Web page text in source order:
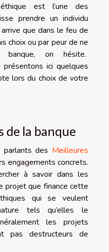
est l’une des
prendre un individu
que dans le feu de
choix ou par peur de ne
on hésite.
présentons ici quelques
lors du choix de votre
de la banque
parlants des Meilleures
engagements concrets.
à savoir dans les
projet que finance cette
qui se veulent
tels qu’elles le
les projets
pas destructeurs de